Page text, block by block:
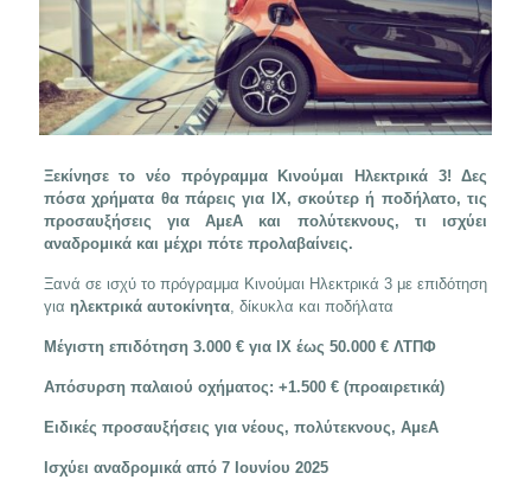
Ξεκίνησε το νέο πρόγραμμα Κινούμαι Ηλεκτρικά 3! Δες
πόσα χρήματα θα πάρεις για ΙΧ, σκούτερ ή ποδήλατο, τις
προσαυξήσεις για ΑμεΑ και πολύτεκνους, τι ισχύει
αναδρομικά και μέχρι πότε προλαβαίνεις.
Ξανά σε ισχύ το πρόγραμμα Κινούμαι Ηλεκτρικά 3 με επιδότηση
για ηλεκτρικά αυτοκίνητα, δίκυκλα και ποδήλατα
Μέγιστη επιδότηση 3.000 € για ΙΧ έως 50.000 € ΛΤΠΦ
Απόσυρση παλαιού οχήματος: +1.500 € (προαιρετικά)
Ειδικές προσαυξήσεις για νέους, πολύτεκνους, ΑμεΑ
Ισχύει αναδρομικά από 7 Ιουνίου 2025